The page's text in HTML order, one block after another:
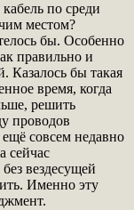
по среди
местом?
бы. Особенно
правильно и
Казалось бы такая
время, когда
решить
проводов
совсем недавно
сейчас
вездесущей
Именно эту